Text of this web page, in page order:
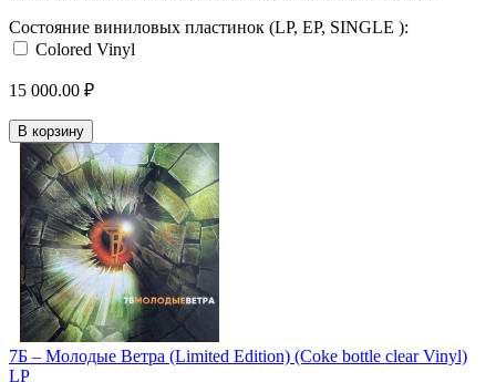
Состояние виниловых пластинок (LP, EP, SINGLE ):
Colored Vinyl
15 000.00 ₽
В корзину
7Б – Молодые Ветра (Limited Edition) (Coke bottle clear Vinyl)
LP